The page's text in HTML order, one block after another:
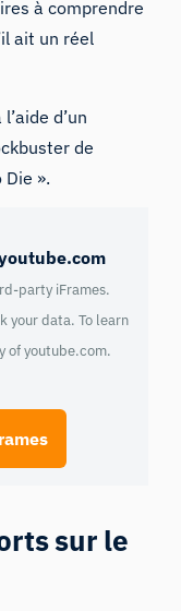
à comprendre
ait un réel
d’un
de
».
party iFrames.
your data. To learn
ofyoutube.com.
sur le